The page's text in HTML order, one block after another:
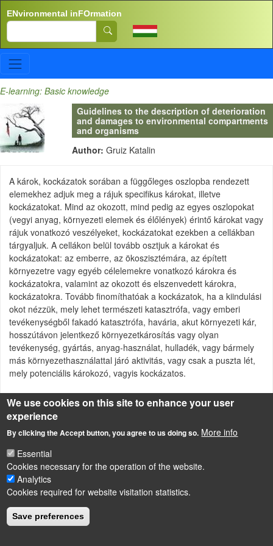
ENvironmental inFOrmation
Search
E-learning: Basic knowledge
Guidelines to the description of deterioration
and damages to environmental compartments
and organisms
Author: Gruiz Katalin
A károk, kockázatok sorában a függőleges oszlopba rendezett
elemekhez adjuk meg a rájuk specifikus károkat, illetve
kockázatokat. Mind az okozott, mind pedig az egyes oszlopokat
(vegyi anyag, környezeti elemek és élőlények) érintő károkat vagy
rájuk vonatkozó veszélyeket, kockázatokat ezekben a cellákban
tárgyaljuk. A cellákon belül tovább osztjuk a károkat és
kockázatokat: az emberre, az ökoszisztémára, az épített
környezetre vagy egyéb célelemekre vonatkozó károkra és
kockázatokra, valamint az okozott és elszenvedett károkra,
kockázatokra. Tovább finomíthatóak a kockázatok, ha a kiindulási
okot nézzük, mely lehet természeti katasztrófa, vagy emberi
tevékenységből fakadó katasztrófa, havária, akut környezeti kár,
hosszútávon jelentkező környezetkárosítás vagy olyan
tevékenység, gyártás, anyag-használat, hulladék, vagy bármely
más környezethasználattal járó aktivitás, vagy csak a puszta lét,
mely potenciális károkozó, vagyis kockázatos.
LÁBLÉC
Impressum
We use cookies on this site to enhance your user
experience
By clicking the Accept button, you agree to us doing so. More info
Essential
Cookies necessary for the operation of the website.
Analytics
Cookies required for website visitation statistics.
Save preferences